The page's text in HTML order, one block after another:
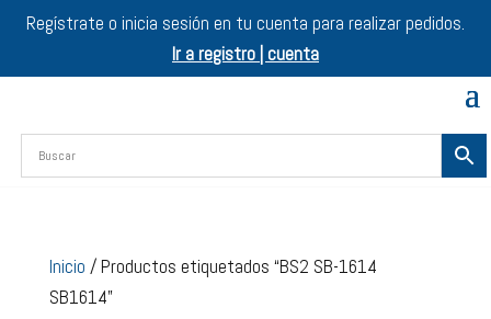
Regístrate o inicia sesión en tu cuenta para realizar pedidos.
Ir a registro | cuenta
Inicio / Productos etiquetados “BS2 SB-1614
SB1614”